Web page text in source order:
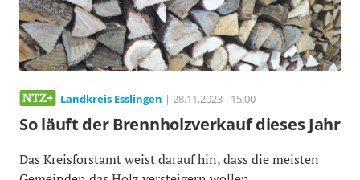
Landkreis Esslingen | 28.11.2023 - 15:00
So läuft der Brennholzverkauf dieses Jahr
Das Kreisforstamt weist darauf hin, dass die meisten